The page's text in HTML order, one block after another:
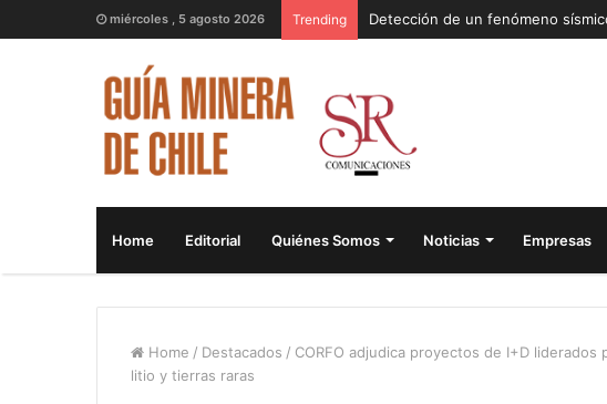
miércoles , 5 agosto 2026 Trending
Home Editorial Quiénes Somos Noticias Empresas
Home / Destacados / CORFO adjudica proyectos de I+D
litio y tierras raras